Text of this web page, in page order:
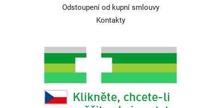
Odstoupení od kupní smlouvy
Kontakty